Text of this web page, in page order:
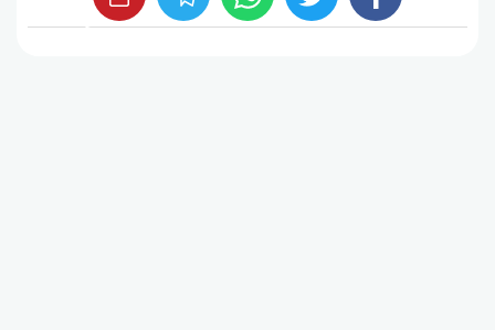
facebook
twitter
whats شارك